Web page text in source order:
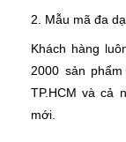
2. Mẫu mã đa
Khách hàng
2000 sản
TP.HCM và cả
mới.